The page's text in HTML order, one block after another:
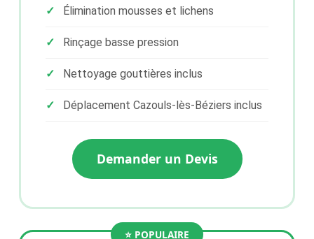
Élimination mousses et lichens
Rinçage basse pression
Nettoyage gouttières inclus
Déplacement Cazouls-lès-Béziers inclus
Demander un Devis